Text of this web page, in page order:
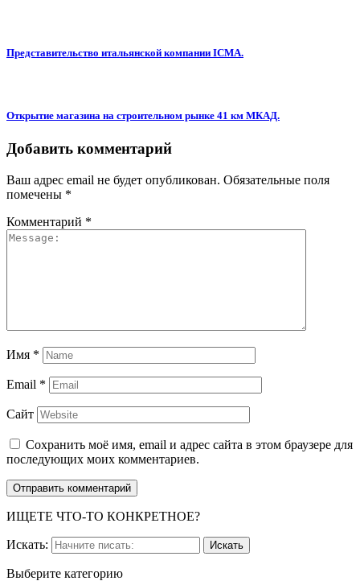
Представительство итальянской компании ICMA.
Открытие магазина на строительном рынке 41 км МКАД.
Добавить комментарий
Ваш адрес email не будет опубликован. Обязательные поля
помечены *
Комментарий *
Имя *
Email *
Сайт
Сохранить моё имя, email и адрес сайта в этом браузере для
последующих моих комментариев.
ИЩЕТЕ ЧТО-ТО КОНКРЕТНОЕ?
Искать:
Выберите категорию